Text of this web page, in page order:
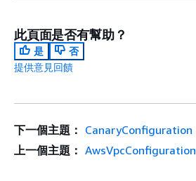
此頁面是否有幫助？
是
否
提供意見回饋
下一個主題： CanaryConfiguration
上一個主題： AwsVpcConfiguration